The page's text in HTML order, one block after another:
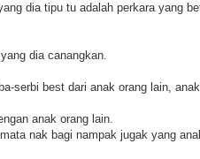
dia tipu tu adalah perkara yang
dia canangkan.
serbi best dari anak orang lain,
anak orang lain.
nak bagi nampak jugak yang